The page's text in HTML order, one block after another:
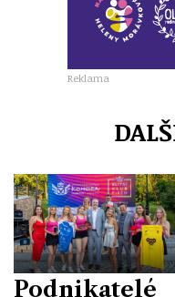
Reklama
Podnikatelé